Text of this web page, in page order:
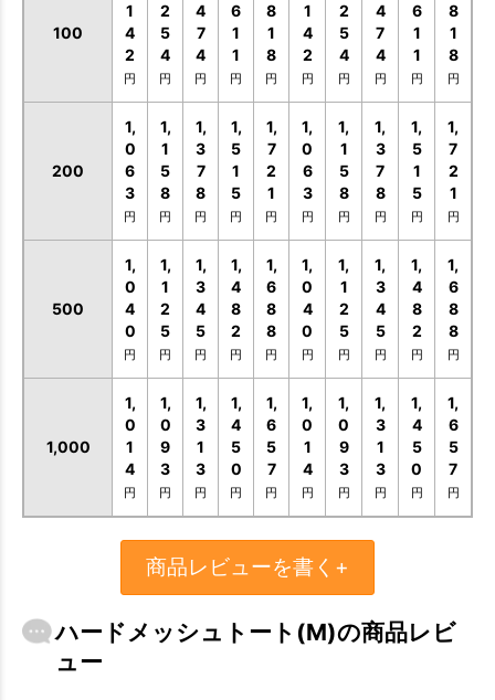
100
1
4
2
円
2
5
4
円
4
7
4
円
6
1
1
円
8
1
8
円
1
4
2
円
2
5
4
円
4
7
4
円
6
1
1
円
8
1
8
円
200
1,
0
6
3
円
1,
1
5
8
円
1,
3
7
8
円
1,
5
1
5
円
1,
7
2
1
円
1,
0
6
3
円
1,
1
5
8
円
1,
3
7
8
円
1,
5
1
5
円
1,
7
2
1
円
500
1,
0
4
0
円
1,
1
2
5
円
1,
3
4
5
円
1,
4
8
2
円
1,
6
8
8
円
1,
0
4
0
円
1,
1
2
5
円
1,
3
4
5
円
1,
4
8
2
円
1,
6
8
8
円
1,000
1,
0
1
4
円
1,
0
9
3
円
1,
3
1
3
円
1,
4
5
0
円
1,
6
5
7
円
1,
0
1
4
円
1,
0
9
3
円
1,
3
1
3
円
1,
4
5
0
円
1,
6
5
7
円
商品レビューを書く+
ハードメッシュトート(M)の商品レビ
ュー